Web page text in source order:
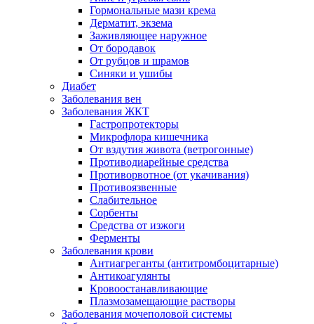
Гормональные мази крема
Дерматит, экзема
Заживляющее наружное
От бородавок
От рубцов и шрамов
Синяки и ушибы
Диабет
Заболевания вен
Заболевания ЖКТ
Гастропротекторы
Микрофлора кишечника
От вздутия живота (ветрогонные)
Противодиарейные средства
Противорвотное (от укачивания)
Противоязвенные
Слабительное
Сорбенты
Средства от изжоги
Ферменты
Заболевания крови
Антиагреганты (антитромбоцитарные)
Антикоагулянты
Кровоостанавливающие
Плазмозамещающие растворы
Заболевания мочеполовой системы